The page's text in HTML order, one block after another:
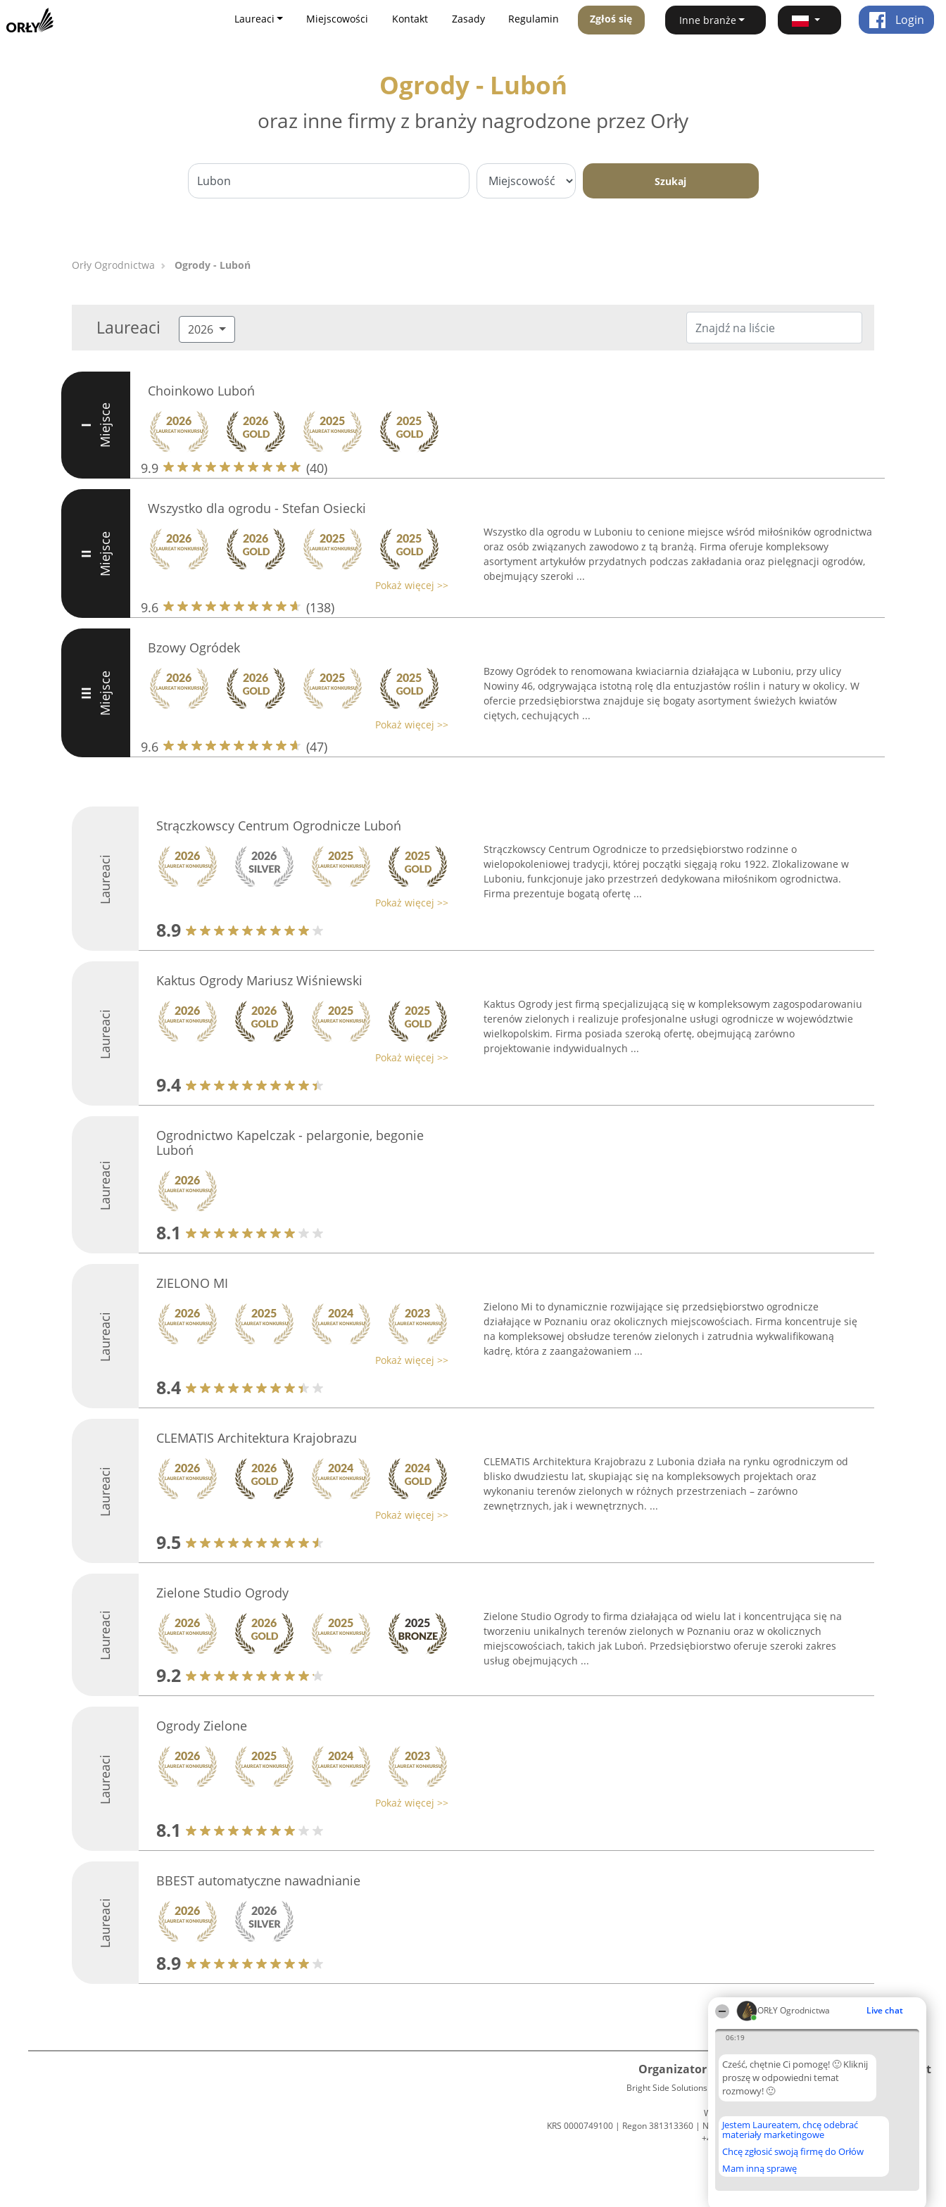
ORŁY Ogrodnictwa Live chat
06:19
Cześć, chętnie Ci pomogę! 🙂 Kliknij
proszę w odpowiedni temat
rozmowy! 🙂
Jestem Laureatem, chcę odebrać
materiały marketingowe
Chcę zgłosić swoją firmę do Orłów
Mam inną sprawę
Laureaci Miejscowości Kontakt Zasady Regulamin Zgłoś się Inne branże Login
Ogrody - Luboń
oraz inne firmy z branży nagrodzone przez Orły
Szukaj
Orły Ogrodnictwa Ogrody - Luboń
Laureaci 2026
I Miejsce
Choinkowo Luboń
9.9 (40)
II Miejsce
Wszystko dla ogrodu - Stefan Osiecki
Pokaż więcej >>
9.6 (138)
Wszystko dla ogrodu w Luboniu to cenione miejsce wśród miłośników ogrodnictwa
oraz osób związanych zawodowo z tą branżą. Firma oferuje kompleksowy
asortyment artykułów przydatnych podczas zakładania oraz pielęgnacji ogrodów,
obejmujący szeroki ...
III Miejsce
Bzowy Ogródek
Pokaż więcej >>
9.6 (47)
Bzowy Ogródek to renomowana kwiaciarnia działająca w Luboniu, przy ulicy
Nowiny 46, odgrywająca istotną rolę dla entuzjastów roślin i natury w okolicy. W
ofercie przedsiębiorstwa znajduje się bogaty asortyment świeżych kwiatów
ciętych, cechujących ...
Laureaci
Strączkowscy Centrum Ogrodnicze Luboń
Pokaż więcej >>
8.9
Strączkowscy Centrum Ogrodnicze to przedsiębiorstwo rodzinne o
wielopokoleniowej tradycji, której początki sięgają roku 1922. Zlokalizowane w
Luboniu, funkcjonuje jako przestrzeń dedykowana miłośnikom ogrodnictwa.
Firma prezentuje bogatą ofertę ...
Laureaci
Kaktus Ogrody Mariusz Wiśniewski
Pokaż więcej >>
9.4
Kaktus Ogrody jest firmą specjalizującą się w kompleksowym zagospodarowaniu
terenów zielonych i realizuje profesjonalne usługi ogrodnicze w województwie
wielkopolskim. Firma posiada szeroką ofertę, obejmującą zarówno
projektowanie indywidualnych ...
Laureaci
Ogrodnictwo Kapelczak - pelargonie, begonie
Luboń
8.1
Laureaci
ZIELONO MI
Pokaż więcej >>
8.4
Zielono Mi to dynamicznie rozwijające się przedsiębiorstwo ogrodnicze
działające w Poznaniu oraz okolicznych miejscowościach. Firma koncentruje się
na kompleksowej obsłudze terenów zielonych i zatrudnia wykwalifikowaną
kadrę, która z zaangażowaniem ...
Laureaci
CLEMATIS Architektura Krajobrazu
Pokaż więcej >>
9.5
CLEMATIS Architektura Krajobrazu z Lubonia działa na rynku ogrodniczym od
blisko dwudziestu lat, skupiając się na kompleksowych projektach oraz
wykonaniu terenów zielonych w różnych przestrzeniach – zarówno
zewnętrznych, jak i wewnętrznych. ...
Laureaci
Zielone Studio Ogrody
9.2
Zielone Studio Ogrody to firma działająca od wielu lat i koncentrująca się na
tworzeniu unikalnych terenów zielonych w Poznaniu oraz w okolicznych
miejscowościach, takich jak Luboń. Przedsiębiorstwo oferuje szeroki zakres
usług obejmujących ...
Laureaci
Ogrody Zielone
Pokaż więcej >>
8.1
Laureaci
BBEST automatyczne nawadnianie
8.9
Organizator plebiscytu
Bright Side Solutions sp. z o. o. sp. k.
ul. Ruska 22
Wrocław 50-079
KRS 0000749100 | Regon 381313360 | NIP 8943132676
+48 508 492 400
Plebiscyt
Lista
Laureatów
Zasady
Regulamin
Prywatności
Kontakt